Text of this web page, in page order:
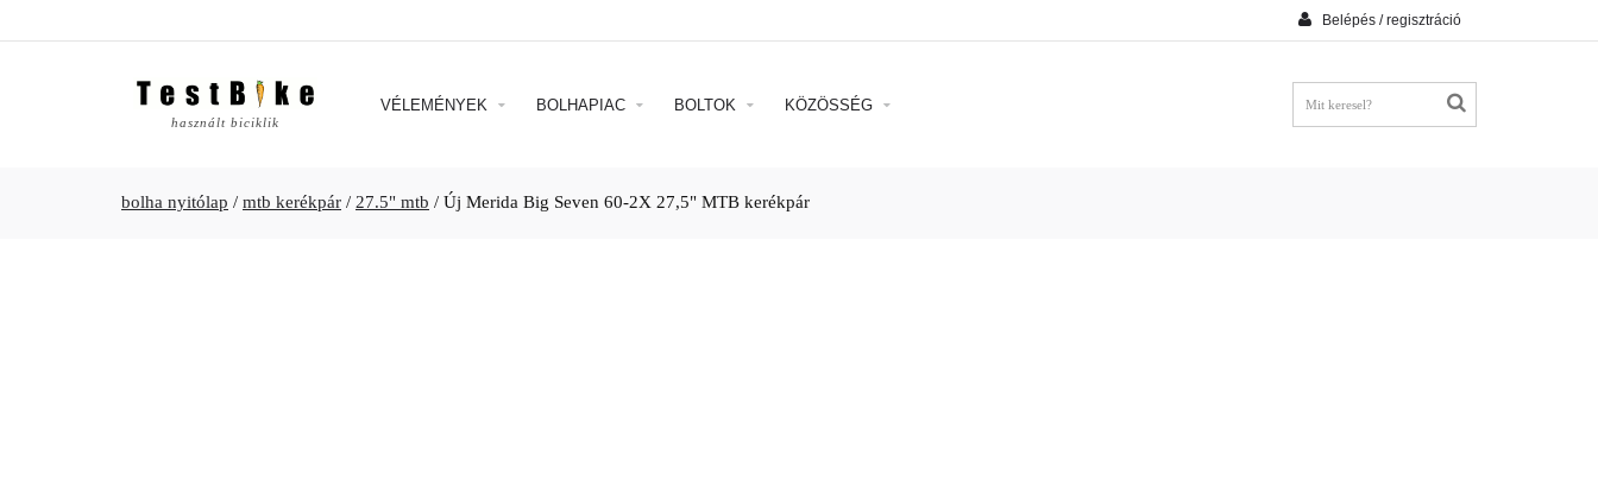
Belépés / regisztráció
használt biciklik
VÉLEMÉNYEK BOLHAPIAC BOLTOK KÖZÖSSÉG
bolha nyitólap / mtb kerékpár / 27.5" mtb / Új Merida Big Seven 60-2X 27,5" MTB kerékpár